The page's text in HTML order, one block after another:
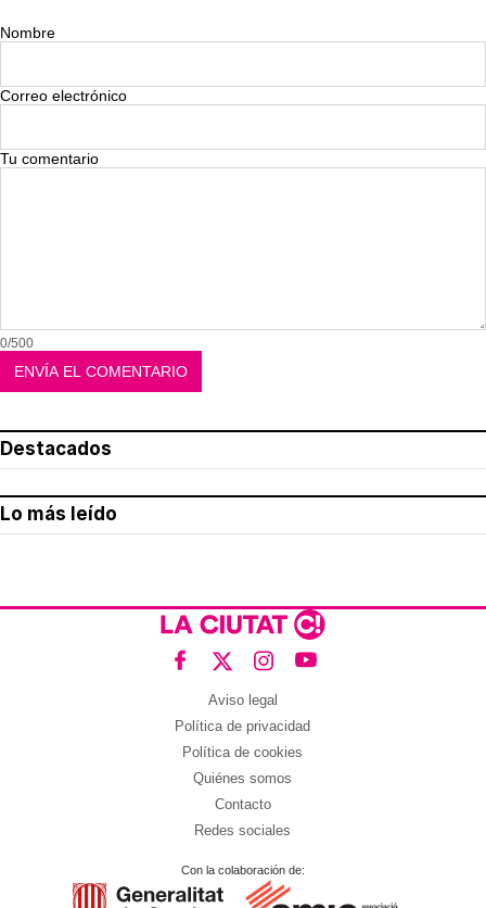
Nombre
Correo electrónico
Tu comentario
0/500
Destacados
Lo más leído
Aviso legal
Política de privacidad
Política de cookies
Quiénes somos
Contacto
Redes sociales
Con la colaboración de: